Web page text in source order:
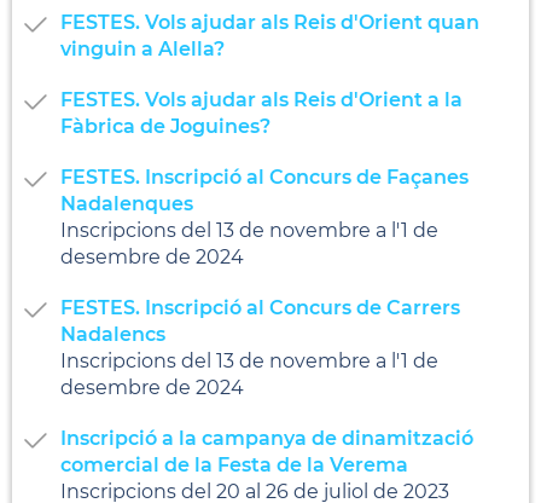
FESTES. Vols ajudar als Reis d'Orient quan
vinguin a Alella?
FESTES. Vols ajudar als Reis d'Orient a la
Fàbrica de Joguines?
FESTES. Inscripció al Concurs de Façanes
Nadalenques
Inscripcions del 13 de novembre a l'1 de
desembre de 2024
FESTES. Inscripció al Concurs de Carrers
Nadalencs
Inscripcions del 13 de novembre a l'1 de
desembre de 2024
Inscripció a la campanya de dinamització
comercial de la Festa de la Verema
Inscripcions del 20 al 26 de juliol de 2023